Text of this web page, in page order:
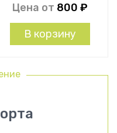
Цена от 800 ₽
В корзину